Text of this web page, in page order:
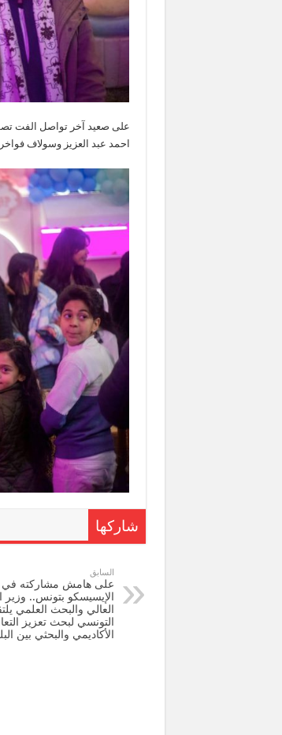
على صعيد آخر تواصل الفت
احمد عبد العزيز وسولاف
شاركها
السابق
على هامش مشاركته في
الإيسيسكو بتونس.. وزير
العالي والبحث العلمي
التونسي لبحث تعزيز
الأكاديمي والبحثي بين